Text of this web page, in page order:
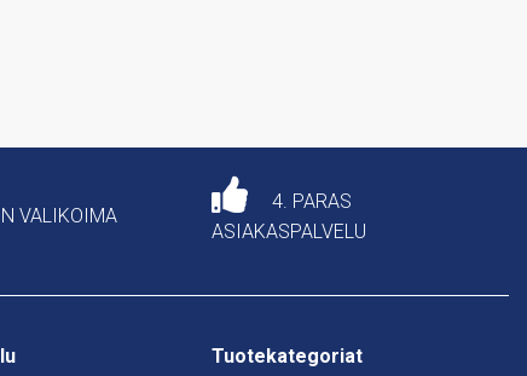
VALIKOIMA
4. PARAS
ASIAKASPALVELU
Tuotekategoriat